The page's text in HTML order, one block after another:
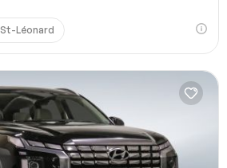
St-Léonard